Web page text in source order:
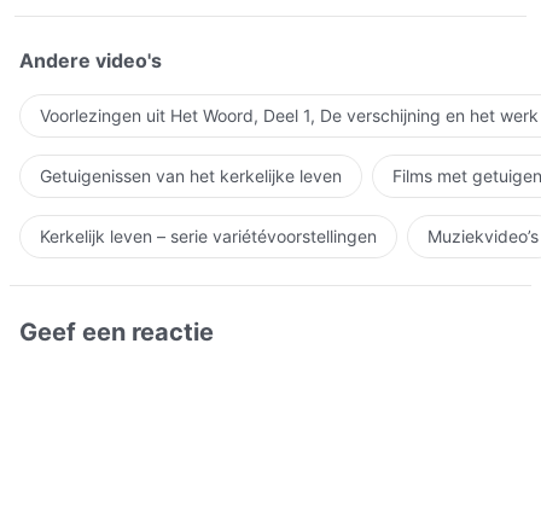
Andere video's
Voorlezingen uit Het Woord, Deel 1, De verschijning en het
Getuigenissen van het kerkelijke leven Films met
Kerkelijk leven – serie variétévoorstellingen Muziekvideo’s
Geef een reactie